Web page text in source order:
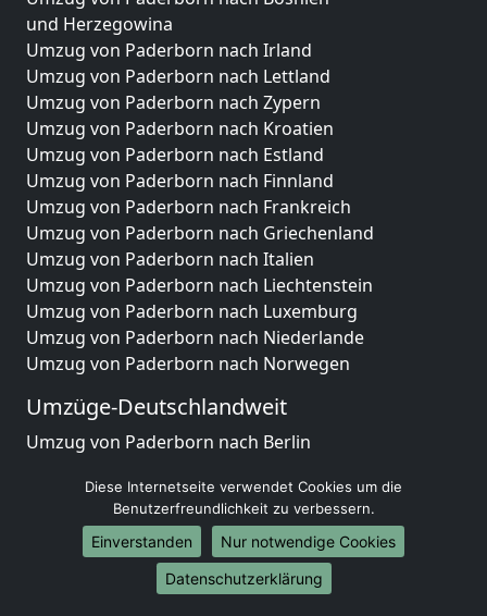
und Herzegowina
Umzug von Paderborn nach Irland
Umzug von Paderborn nach Lettland
Umzug von Paderborn nach Zypern
Umzug von Paderborn nach Kroatien
Umzug von Paderborn nach Estland
Umzug von Paderborn nach Finnland
Umzug von Paderborn nach Frankreich
Umzug von Paderborn nach Griechenland
Umzug von Paderborn nach Italien
Umzug von Paderborn nach Liechtenstein
Umzug von Paderborn nach Luxemburg
Umzug von Paderborn nach Niederlande
Umzug von Paderborn nach Norwegen
Umzüge-Deutschlandweit
Umzug von Paderborn nach Berlin
Umzug von Paderborn nach München
Umzug von Paderborn nach Köln
Umzug von Paderborn nach Frankfurt am Main
Umzug von Paderborn nach Stuttgart
Umzug von Paderborn nach Düsseldorf
Diese Internetseite verwendet Cookies um die
Benutzerfreundlichkeit zu verbessern.
Einverstanden
Nur notwendige Cookies
Datenschutzerklärung